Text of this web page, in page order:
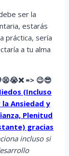
ser la
estarás
práctica, sería
a tu alma
❌ => 😉😎
(Incluso
Ansiedad y
Plenitud
gracias
incluso si